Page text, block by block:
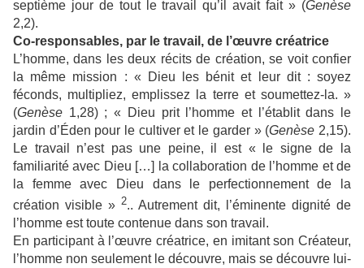
septième jour de tout le travail qu’il avait fait » (Genèse
2,2).
Co-responsables, par le travail, de l’œuvre créatrice
L’homme, dans les deux récits de création, se voit confier
la même mission : « Dieu les bénit et leur dit : soyez
féconds, multipliez, emplissez la terre et soumettez-la. »
(Genèse 1,28) ; « Dieu prit l’homme et l’établit dans le
jardin d’Éden pour le cultiver et le garder » (Genèse 2,15).
Le travail n’est pas une peine, il est « le signe de la
familiarité avec Dieu […] la collaboration de l’homme et de
la femme avec Dieu dans le perfectionnement de la
création visible » 2.. Autrement dit, l’éminente dignité de
l’homme est toute contenue dans son travail.
En participant à l’œuvre créatrice, en imitant son Créateur,
l’homme non seulement le découvre, mais se découvre lui-